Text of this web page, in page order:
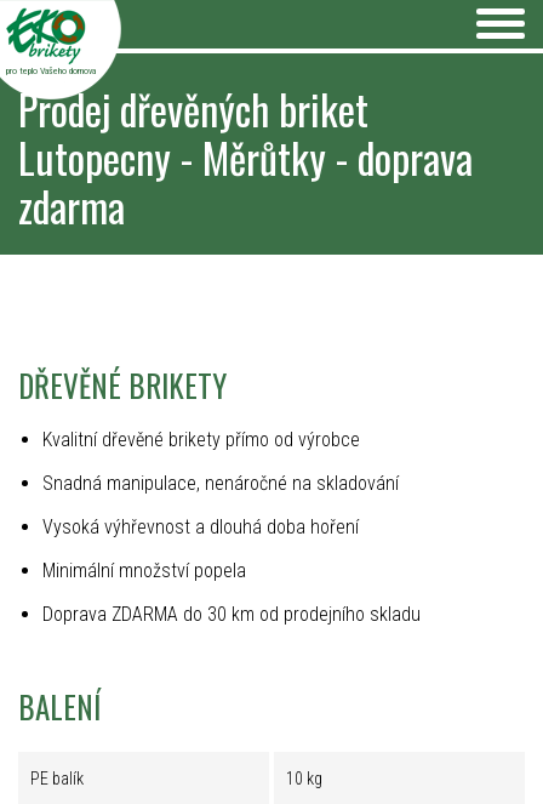
pro teplo Vašeho domova
Prodej dřevěných briket
Lutopecny - Měrůtky - doprava
zdarma
DŘEVĚNÉ BRIKETY
Kvalitní dřevěné brikety přímo od výrobce
Snadná manipulace, nenáročné na skladování
Vysoká výhřevnost a dlouhá doba hoření
Minimální množství popela
Doprava ZDARMA do 30 km od prodejního skladu
BALENÍ
PE balík 10 kg